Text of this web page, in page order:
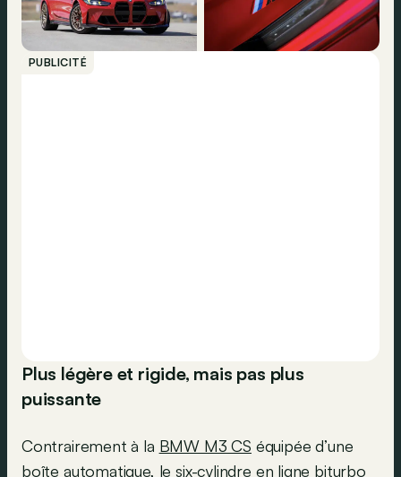
PUBLICITÉ
Plus légère et rigide, mais pas plus
puissante
Contrairement à la BMW M3 CS équipée d’une
boîte automatique, le six-cylindre en ligne biturbo